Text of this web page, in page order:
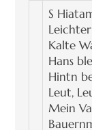
S
Kalte
Hans
Hintn
Leut,
Mein